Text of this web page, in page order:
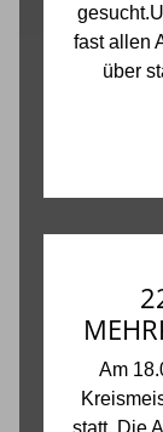
fast allen
über
Am
statt. Die